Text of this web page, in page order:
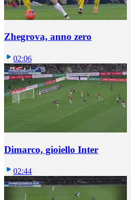
Zhegrova, anno zero
02:06
Dimarco, gioiello Inter
02:44